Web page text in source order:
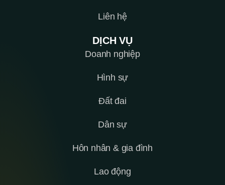
Liên hệ
DỊCH VỤ
Doanh nghiệp
Hình sự
Đất đai
Dân sự
Hôn nhân & gia đình
Lao động